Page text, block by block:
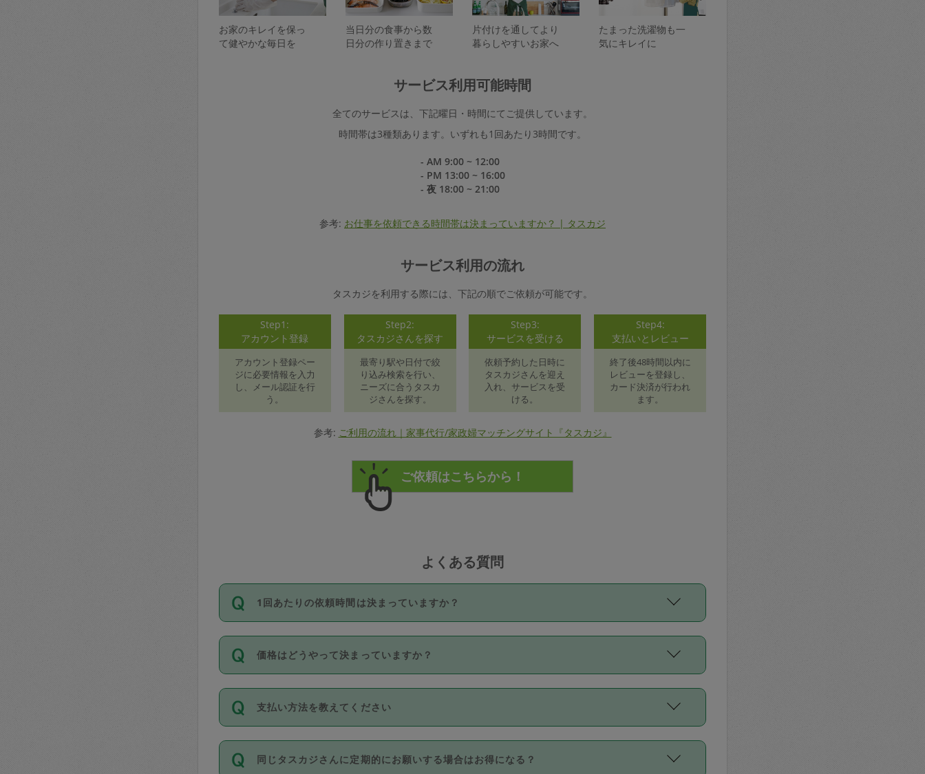
お家のキレイを保っ
て健やかな毎日を
当日分の食事から数
日分の作り置きまで
片付けを通してより
暮らしやすいお家へ
たまった洗濯物も一
気にキレイに
サービス利用可能時間
全てのサービスは、下記曜日・時間にてご提供しています。
時間帯は3種類あります。いずれも1回あたり3時間です。
- AM 9:00 ~ 12:00
- PM 13:00 ~ 16:00
- 夜 18:00 ~ 21:00
参考: お仕事を依頼できる時間帯は決まっていますか？ | タスカジ
サービス利用の流れ
タスカジを利用する際には、下記の順でご依頼が可能です。
Step1:
アカウント登録
アカウント登録ペー
ジに必要情報を入力
し、メール認証を行
う。
Step2:
タスカジさんを探す
最寄り駅や日付で絞
り込み検索を行い、
ニーズに合うタスカ
ジさんを探す。
Step3:
サービスを受ける
依頼予約した日時に
タスカジさんを迎え
入れ、サービスを受
ける。
Step4:
支払いとレビュー
終了後48時間以内に
レビューを登録し、
カード決済が行われ
ます。
参考: ご利用の流れ｜家事代行/家政婦マッチングサイト『タスカジ』
よくある質問
1回あたりの依頼時間は決まっていますか？
依頼1回につき3時間固定です。3時間を超えて依頼したい場合は、延長機能をご利用くださ
い。機能をご利用いただくには、タスカジさんに事前に相談し、合意の上事前申請すること
が必要です。なお、3時間を下回っても、値引き等はございません。
価格はどうやって決まっていますか？
11種類の価格帯の中からタスカジさん自身が価格を選んで設定しています。
タスカジさんの価格設定には最初は制限があり、レビュー件数、レビューの平均値、などで
除々に設定可能な最高額が上がっていく仕組みになっています。
支払い方法を教えてください
お支払方法はクレジットカード（Visa／Master／JCB／AMERICAN EXPRESS／Diners
Club）のみとなります。
同じタスカジさんに定期的にお願いする場合はお得になる？